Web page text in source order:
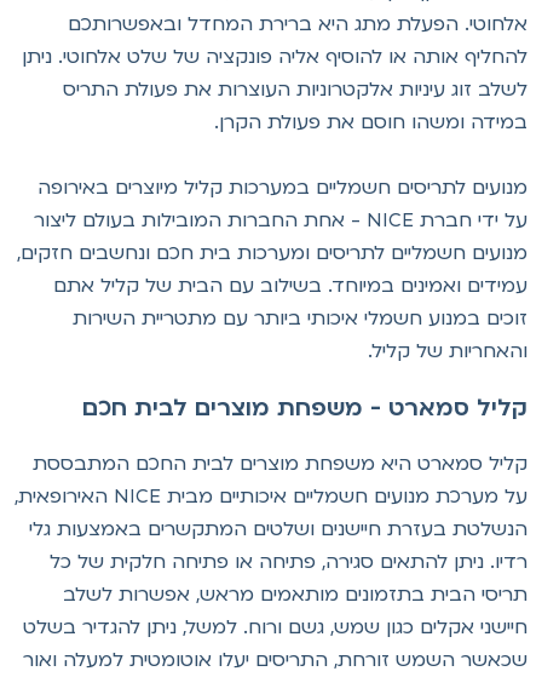
הפעלת מתג היא ברירת המחדל ובאפשרותכם
אותה או להוסיף אליה פונקציה של שלט אלחוטי. ניתן
זוג עיניות אלקטרוניות העוצרות את פעולת התריס
ומשהו חוסם את פעולת הקרן.
לתריסים חשמליים במערכות קליל מיוצרים באירופה
על ידי חברת NICE - אחת החברות המובילות בעולם ליצור
חשמליים לתריסים ומערכות בית חכם ונחשבים חזקים,
ואמינים במיוחד. בשילוב עם הבית של קליל אתם
במנוע חשמלי איכותי ביותר עם מתטריית השירות
של קליל.
סמארט - משפחת מוצרים לבית חכם
סמארט היא משפחת מוצרים לבית החכם המתבססת
על מערכת מנועים חשמליים איכותיים מבית NICE האירופאית,
בעזרת חיישנים ושלטים המתקשרים באמצעות גלי
ניתן להתאים סגירה, פתיחה או פתיחה חלקית של כל
הבית בתזמונים מותאמים מראש, אפשרות לשלב
אקלים כגון שמש, גשם ורוח. למשל, ניתן להגדיר בשלט
השמש זורחת, התריסים יעלו אוטומטית למעלה ואור